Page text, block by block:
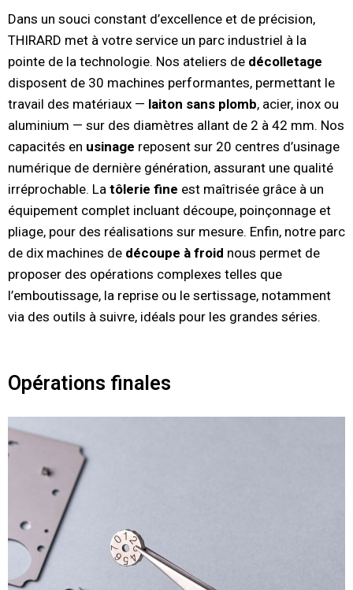
Dans un souci constant d’excellence et de précision,
THIRARD met à votre service un parc industriel à la
pointe de la technologie. Nos ateliers de décolletage
disposent de 30 machines performantes, permettant le
travail des matériaux — laiton sans plomb, acier, inox ou
aluminium — sur des diamètres allant de 2 à 42 mm. Nos
capacités en usinage reposent sur 20 centres d’usinage
numérique de dernière génération, assurant une qualité
irréprochable. La tôlerie fine est maîtrisée grâce à un
équipement complet incluant découpe, poinçonnage et
pliage, pour des réalisations sur mesure. Enfin, notre parc
de dix machines de découpe à froid nous permet de
proposer des opérations complexes telles que
l’emboutissage, la reprise ou le sertissage, notamment
via des outils à suivre, idéals pour les grandes séries.
Opérations finales